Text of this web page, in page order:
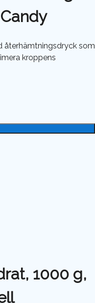
återhämtningsdryck som
kroppens
1000 g,